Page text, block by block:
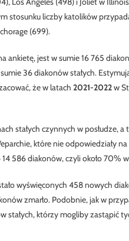
stosunku liczby katolików
(699).
ankietę, jest w sumie 16 765
36 diakonów stałych.
że w latach 2021-2022w
stałych czynnych w posłudze, a
które nie odpowiedziały
586 diakonów, czyli około 70%
wyświęconych 458 nowych
zmarło. Podobnie, jak w
którzy mogliby zastąpić